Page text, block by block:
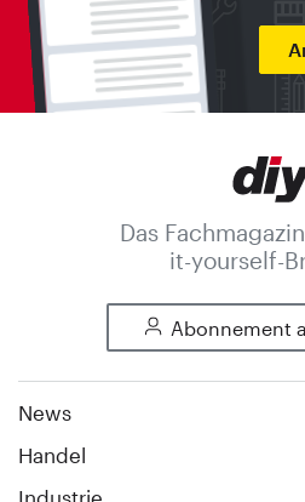
Das
it-yourself-
Abonnement
News
Handel